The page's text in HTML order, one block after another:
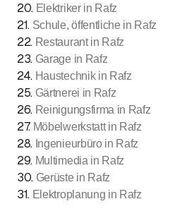
20. Elektriker in Rafz
21. Schule, öffentliche in Rafz
22. Restaurant in Rafz
23. Garage in Rafz
24. Haustechnik in Rafz
25. Gärtnerei in Rafz
26. Reinigungsfirma in Rafz
27. Möbelwerkstatt in Rafz
28. Ingenieurbüro in Rafz
29. Multimedia in Rafz
30. Gerüste in Rafz
31. Elektroplanung in Rafz